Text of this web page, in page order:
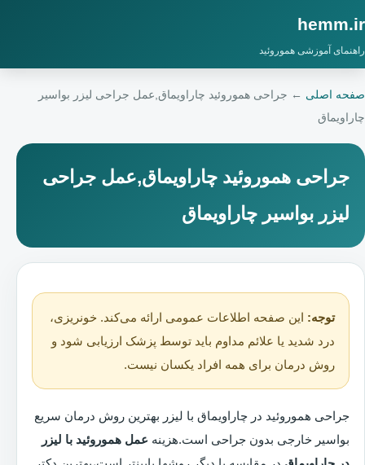
hemm.ir
راهنمای آموزشی هموروئید
صفحه اصلی ← جراحی هموروئید چاراویماق,عمل جراحی لیزر بواسیر
چاراویماق
جراحی هموروئید چاراویماق,عمل جراحی
لیزر بواسیر چاراویماق
توجه: این صفحه اطلاعات عمومی ارائه می‌کند. خونریزی،
درد شدید یا علائم مداوم باید توسط پزشک ارزیابی شود و
روش درمان برای همه افراد یکسان نیست.
جراحی هموروئید در چاراویماق با لیزر بهترین روش درمان سریع
بواسیر خارجی بدون جراحی است.هزینه عمل هموروئید با لیزر